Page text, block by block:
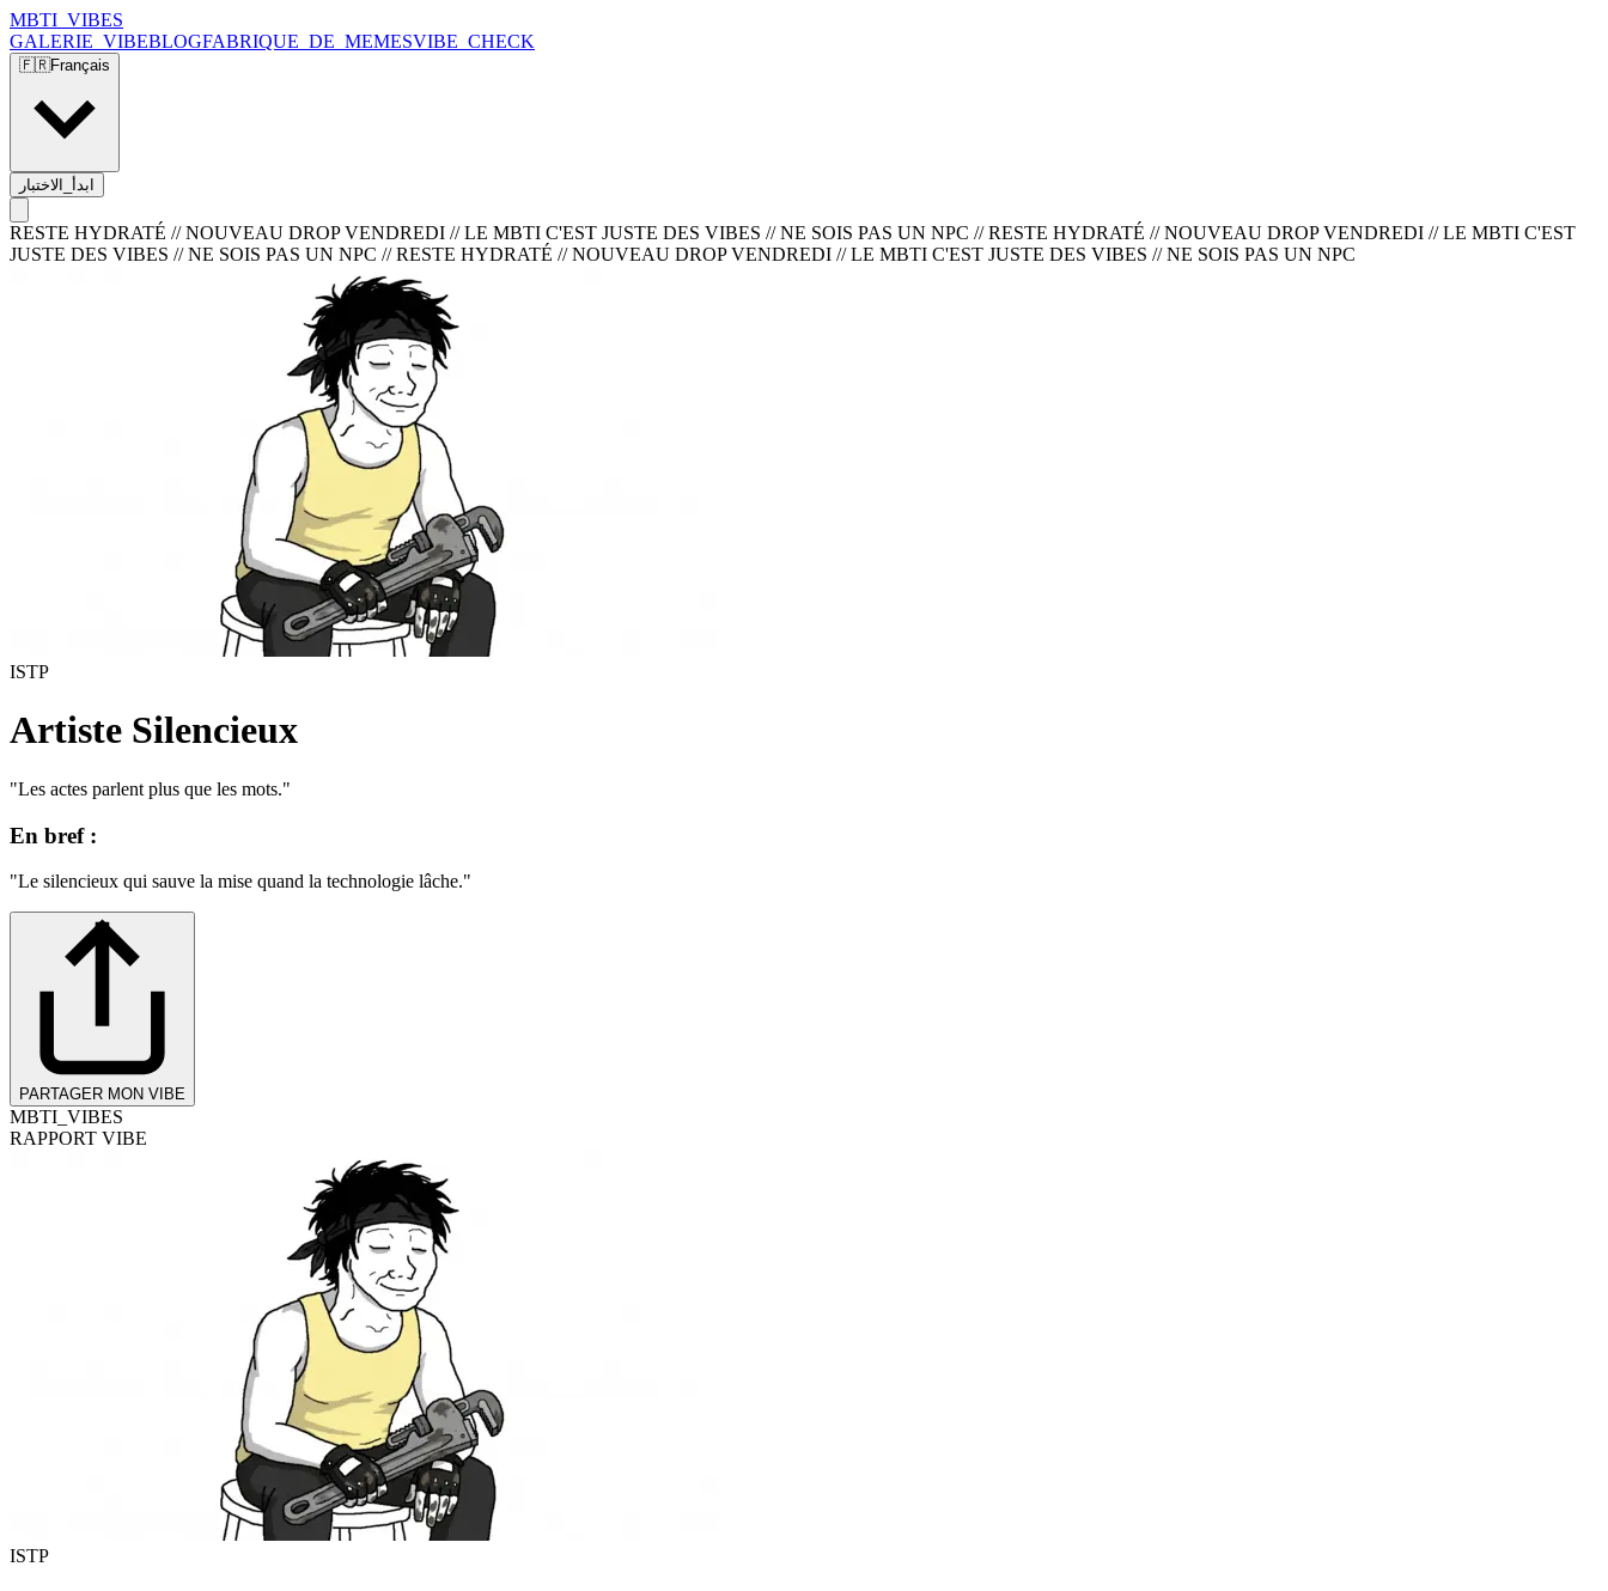
MBTI_VIBES
GALERIE_VIBEBLOGFABRIQUE_DE_MEMESVIBE_CHECK
🇫🇷Français
ابدأ_الاختبار
RESTE HYDRATÉ // NOUVEAU DROP VENDREDI // LE MBTI C'EST JUSTE DES VIBES // NE SOIS PAS UN NPC //RESTE HYDRATÉ // NOUVEAU DROP VENDREDI // LE MBTI C'EST
JUSTE DES VIBES // NE SOIS PAS UN NPC //RESTE HYDRATÉ // NOUVEAU DROP VENDREDI // LE MBTI C'EST JUSTE DES VIBES // NE SOIS PAS UN NPC
ISTP
Artiste Silencieux
"Les actes parlent plus que les mots."
En bref :
"Le silencieux qui sauve la mise quand la technologie lâche."
PARTAGER MON VIBE
MBTI_VIBES
RAPPORT VIBE
ISTP